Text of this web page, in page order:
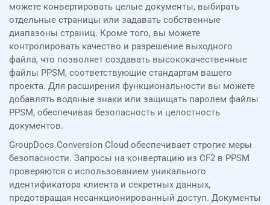
можете конвертировать целые документы, выбирать
отдельные страницы или задавать собственные
диапазоны страниц. Кроме того, вы можете
контролировать качество и разрешение выходного
файла, что позволяет создавать высококачественные
файлы PPSM, соответствующие стандартам вашего
проекта. Для расширения функциональности вы можете
добавлять водяные знаки или защищать паролем файлы
PPSM, обеспечивая безопасность и целостность
документов.
GroupDocs.Conversion Cloud обеспечивает строгие меры
безопасности. Запросы на конвертацию из CF2 в PPSM
проверяются с использованием уникального
идентификатора клиента и секретных данных,
предотвращая несанкционированный доступ. Документы